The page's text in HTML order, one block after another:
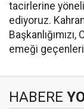
tacirlerine
ediyoruz.
emeği
HABERE